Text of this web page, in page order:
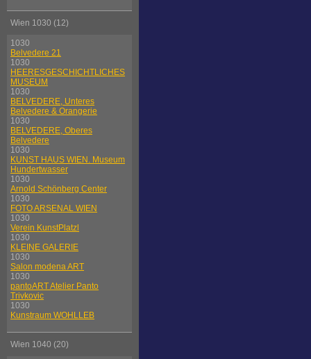
Wien 1030 (12)
1030
Belvedere 21
1030
HEERESGESCHICHTLICHES
MUSEUM
1030
BELVEDERE, Unteres
Belvedere & Orangerie
1030
BELVEDERE, Oberes
Belvedere
1030
KUNST HAUS WIEN. Museum
Hundertwasser
1030
Arnold Schönberg Center
1030
FOTO ARSENAL WIEN
1030
Verein KunstPlatzl
1030
KLEINE GALERIE
1030
Salon modena ART
1030
pantoART Atelier Panto
Trivkovic
1030
Kunstraum WOHLLEB
Wien 1040 (20)